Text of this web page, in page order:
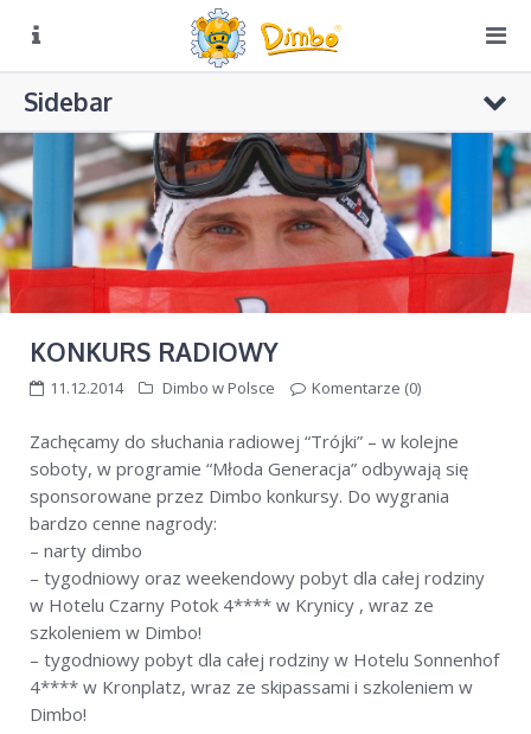
Biuro czynne:
O NAS
DIMBO W ALPACH
DIMBO W POLSCE
LATO
GALERIA
Sidebar
KONKURS CZAPKI
KONKURS RUSIN-SKI
Konkursy Dimbo w radiowej „Trójce”
KONKURS Dimbo! – do wygrania grudniowy pobyt w hotelu
4**** w Val di Sole
Puchar Dimbo w Bukowinie Tatrzańskiej
Wyjazdy w Alpy
sierpień 2019 grudzień 2016
listopad 2016
sierpień 2016
KONKURS RADIOWY
11.12.2014 Dimbo w Polsce Komentarze (0)
Zachęcamy do słuchania radiowej “Trójki” – w kolejne
soboty, w programie “Młoda Generacja” odbywają się
sponsorowane przez Dimbo konkursy. Do wygrania
bardzo cenne nagrody:
– narty dimbo
– tygodniowy oraz weekendowy pobyt dla całej rodziny
w Hotelu Czarny Potok 4**** w Krynicy , wraz ze
szkoleniem w Dimbo!
– tygodniowy pobyt dla całej rodziny w Hotelu Sonnenhof
4**** w Kronplatz, wraz ze skipassami i szkoleniem w
Dimbo!